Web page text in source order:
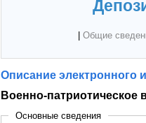
Общие
Описание электронного
Военно-патриотическое
Основные сведения